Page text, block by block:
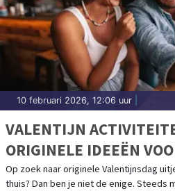
10 februari 2026, 12:06 uur
VALENTIJN
ORIGINELE IDEEËN
THUIS
Op zoek naar originele Valentijnsdag
thuis? Dan ben je niet de enige. Steeds